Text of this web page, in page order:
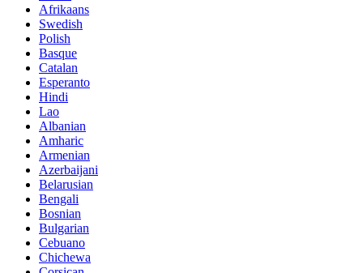
Afrikaans
Swedish
Polish
Basque
Catalan
Esperanto
Hindi
Lao
Albanian
Amharic
Armenian
Azerbaijani
Belarusian
Bengali
Bosnian
Bulgarian
Cebuano
Chichewa